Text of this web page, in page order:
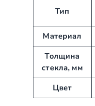
р
у
т
З
а
ч
е
н
и
е
Тип
Материал
Толщина
стекла, мм
Цвет